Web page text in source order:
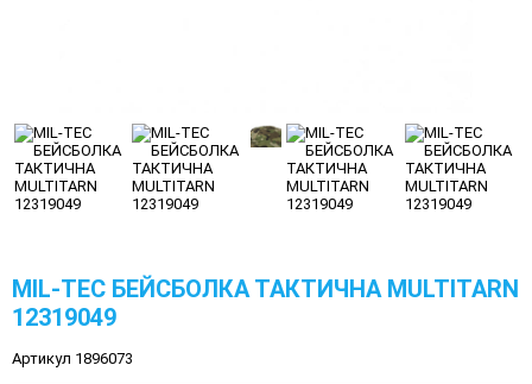
MIL-TEC БЕЙСБОЛКА ТАКТИЧНА MULTITARN
12319049
Артикул 1896073